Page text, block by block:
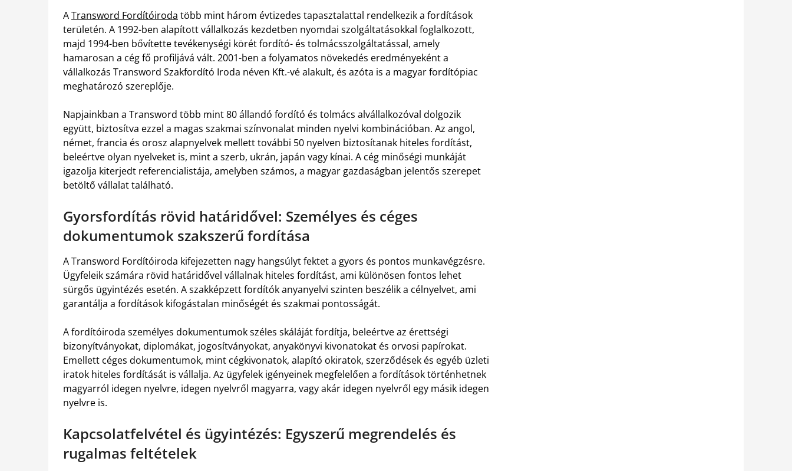
ATransword Fordítóiroda több mint három évtizedes tapasztalattal rendelkezik a fordítások
területén. A 1992-ben alapított vállalkozás kezdetben nyomdai szolgáltatásokkal foglalkozott,
majd 1994-ben bővítette tevékenységi körét fordító- és tolmácsszolgáltatással, amely
hamarosan a cég fő profiljává vált. 2001-ben a folyamatos növekedés eredményeként a
vállalkozás Transword Szakfordító Iroda néven Kft.-vé alakult, és azóta is a magyar fordítópiac
meghatározó szereplője.
Napjainkban a Transword több mint 80 állandó fordító és tolmács alvállalkozóval dolgozik
együtt, biztosítva ezzel a magas szakmai színvonalat minden nyelvi kombinációban. Az angol,
német, francia és orosz alapnyelvek mellett további 50 nyelven biztosítanak hiteles fordítást,
beleértve olyan nyelveket is, mint a szerb, ukrán, japán vagy kínai. A cég minőségi munkáját
igazolja kiterjedt referencialistája, amelyben számos, a magyar gazdaságban jelentős szerepet
betöltő vállalat található.
Gyorsfordítás rövid határidővel: Személyes és céges
dokumentumok szakszerű fordítása
A Transword Fordítóiroda kifejezetten nagy hangsúlyt fektet a gyors és pontos munkavégzésre.
Ügyfeleik számára rövid határidővel vállalnak hiteles fordítást, ami különösen fontos lehet
sürgős ügyintézés esetén. A szakképzett fordítók anyanyelvi szinten beszélik a célnyelvet, ami
garantálja a fordítások kifogástalan minőségét és szakmai pontosságát.
A fordítóiroda személyes dokumentumok széles skáláját fordítja, beleértve az érettségi
bizonyítványokat, diplomákat, jogosítványokat, anyakönyvi kivonatokat és orvosi papírokat.
Emellett céges dokumentumok, mint cégkivonatok, alapító okiratok, szerződések és egyéb üzleti
iratok hiteles fordítását is vállalja. Az ügyfelek igényeinek megfelelően a fordítások történhetnek
magyarról idegen nyelvre, idegen nyelvről magyarra, vagy akár idegen nyelvről egy másik idegen
nyelvre is.
Kapcsolatfelvétel és ügyintézés: Egyszerű megrendelés és
rugalmas feltételek